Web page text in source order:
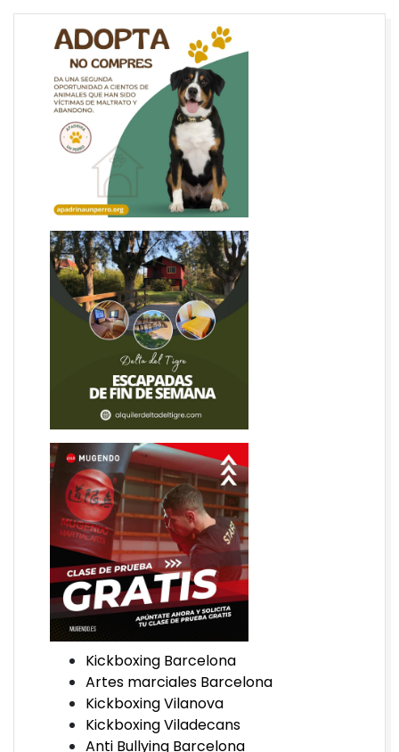
Kickboxing Barcelona
Artes marciales Barcelona
Kickboxing Vilanova
Kickboxing Viladecans
Anti Bullying Barcelona